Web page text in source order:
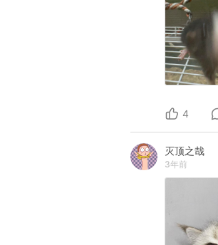
4
灭顶之哉
3年前